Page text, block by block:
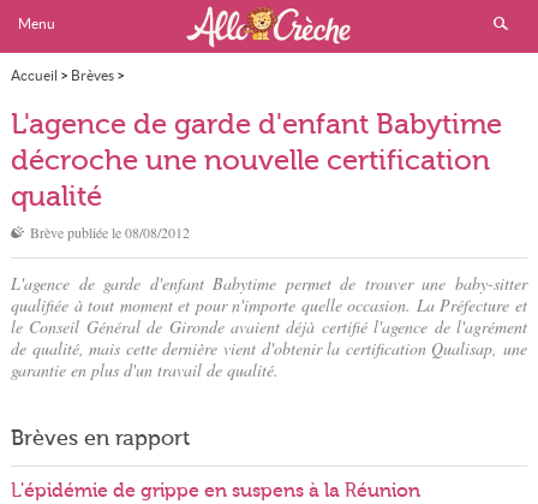
Menu
Accueil > Brèves>
L'agence de garde d'enfant Babytime décroche une nouvelle certification qualité
L'agence de garde d'enfant Babytime
décroche une nouvelle certification
qualité
Brève publiée le08/08/2012
L'agence de garde d'enfant Babytime permet de trouver une baby-sitter
qualifiée à tout moment et pour n'importe quelle occasion. La Préfecture et
le Conseil Général de Gironde avaient déjà certifié l'agence de l'agrément
de qualité, mais cette dernière vient d'obtenir la certification Qualisap, une
garantie en plus d'un travail de qualité.
Brèves en rapport
L'épidémie de grippe en suspens à la Réunion